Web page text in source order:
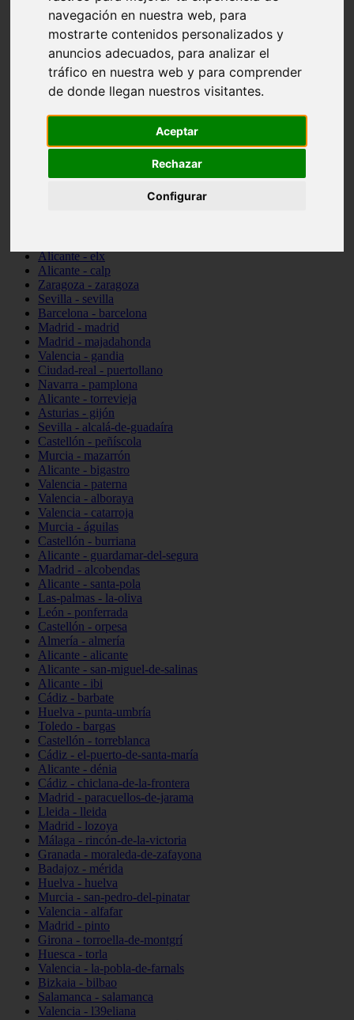
navegación en nuestra web, para
mostrarte contenidos personalizados y
anuncios adecuados, para analizar el
tráfico en nuestra web y para comprender
de donde llegan nuestros visitantes.
Aceptar
Rechazar
Configurar
Ciudad-real - picón
Valencia - beniparrell
Valencia - chiva
Murcia - calasparra
Valencia - burjassot
Valencia - sagunt
Alicante - alcoi
Asturias - ribadesella
Alicante - el-campello
Ciudad-real - ciudad-real
Alicante - elx
Alicante - calp
Zaragoza - zaragoza
Sevilla - sevilla
Barcelona - barcelona
Madrid - madrid
Madrid - majadahonda
Valencia - gandia
Ciudad-real - puertollano
Navarra - pamplona
Alicante - torrevieja
Asturias - gijón
Sevilla - alcalá-de-guadaíra
Castellón - peñíscola
Murcia - mazarrón
Alicante - bigastro
Valencia - paterna
Valencia - alboraya
Valencia - catarroja
Murcia - águilas
Castellón - burriana
Alicante - guardamar-del-segura
Madrid - alcobendas
Alicante - santa-pola
Las-palmas - la-oliva
León - ponferrada
Castellón - orpesa
Almería - almería
Alicante - alicante
Alicante - san-miguel-de-salinas
Alicante - ibi
Cádiz - barbate
Huelva - punta-umbría
Toledo - bargas
Castellón - torreblanca
Cádiz - el-puerto-de-santa-maría
Alicante - dénia
Cádiz - chiclana-de-la-frontera
Madrid - paracuellos-de-jarama
Lleida - lleida
Madrid - lozoya
Málaga - rincón-de-la-victoria
Granada - moraleda-de-zafayona
Badajoz - mérida
Huelva - huelva
Murcia - san-pedro-del-pinatar
Valencia - alfafar
Madrid - pinto
Girona - torroella-de-montgrí
Huesca - torla
Valencia - la-pobla-de-farnals
Bizkaia - bilbao
Salamanca - salamanca
Valencia - l39eliana